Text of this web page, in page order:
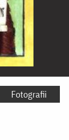
Fotografii